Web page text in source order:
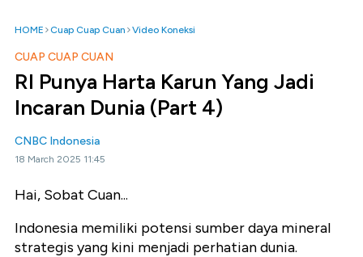
HOME Cuap Cuap Cuan Video Koneksi
CUAP CUAP CUAN
RI Punya Harta Karun Yang Jadi
Incaran Dunia (Part 4)
CNBC Indonesia
18 March 2025 11:45
Hai, Sobat Cuan...
Indonesia memiliki potensi sumber daya mineral
strategis yang kini menjadi perhatian dunia.